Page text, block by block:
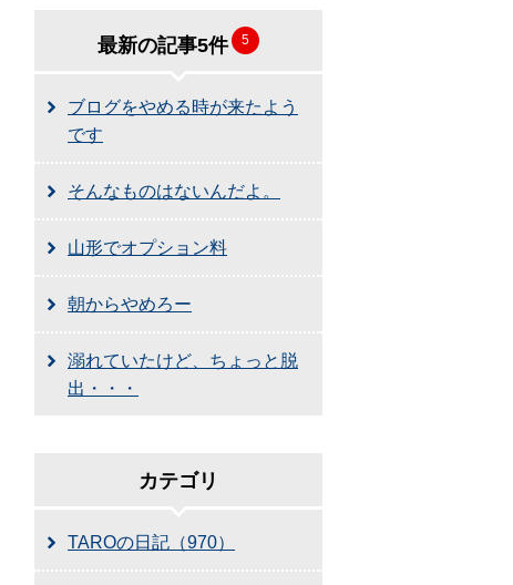
最新の記事5件 5
ブログをやめる時が来たよう
です
そんなものはないんだよ。
山形でオプション料
朝からやめろー
溺れていたけど、ちょっと脱
出・・・
カテゴリ
TAROの日記（970）